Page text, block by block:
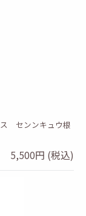
センンキュウ根
5,500円 (税込)